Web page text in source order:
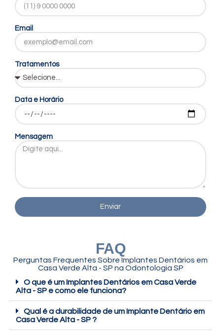
Email
Tratamentos
Data e Horário
Mensagem
Enviar
FAQ
Perguntas Frequentes Sobre Implantes Dentários em
Casa Verde Alta - SP na Odontologia SP
O que é um Implantes Dentários em Casa Verde
Alta - SP e como ele funciona?
Qual é a durabilidade de um Implante Dentário em
Casa Verde Alta - SP ?